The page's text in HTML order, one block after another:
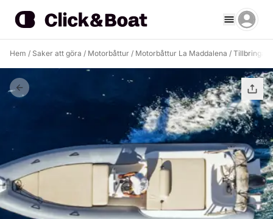
Hem / Saker att göra / Motorbåttur / Motorbåttur La Maddalena / Tillbringa